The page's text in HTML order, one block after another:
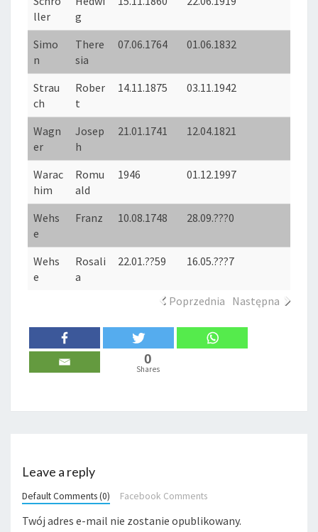
ller
g
Simo
n
There
sia
07.06.1764 01.06.1832
Strau
ch
Rober
t
14.11.1875 03.11.1942
Wagn
er
Josep
h
21.01.1741 12.04.1821
Warac
him
Romu
ald
1946 01.12.1997
Wehs
e
Franz 10.08.1748 28.09.???0
Wehs
e
Rosali
a
22.01.??59 16.05.???7
Poprzednia Następna
0
Shares
Leave a reply
Default Comments (0) Facebook Comments
Twój adres e-mail nie zostanie opublikowany.